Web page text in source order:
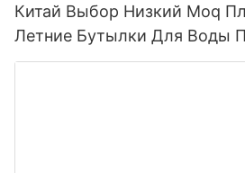
Китай Выбор Низкий Moq
Летние Бутылки Для Воды
Линия Бутылка Для Воды С